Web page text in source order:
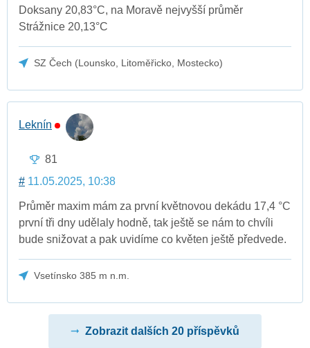
Doksany 20,83°C, na Moravě nejvyšší průměr
Strážnice 20,13°C
SZ Čech (Lounsko, Litoměřicko, Mostecko)
Leknín
81
# 11.05.2025, 10:38
Průměr maxim mám za první květnovou dekádu 17,4 °C
první tři dny udělaly hodně, tak ještě se nám to chvíli
bude snižovat a pak uvidíme co květen ještě předvede.
Vsetínsko 385 m n.m.
Zobrazit dalších 20 příspěvků